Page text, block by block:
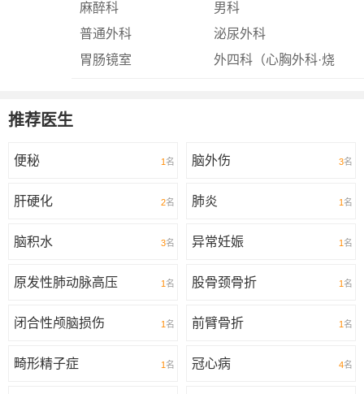
麻醉科
男科
普通外科
泌尿外科
胃肠镜室
外四科（心胸外科·烧
推荐医生
便秘 1 名 脑外伤 3名
肝硬化 2名 肺炎 1 名
脑积水 3名 异常妊娠 1 名
原发性肺动脉高压 1 名 股骨颈骨折 1 名
闭合性颅脑损伤 1 名 前臂骨折 1 名
畸形精子症 1 名 冠心病 4名